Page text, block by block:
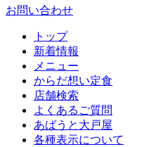
お問い合わせ
トップ
新着情報
メニュー
からだ想い定食
店舗検索
よくあるご質問
あばうと大戸屋
各種表示について